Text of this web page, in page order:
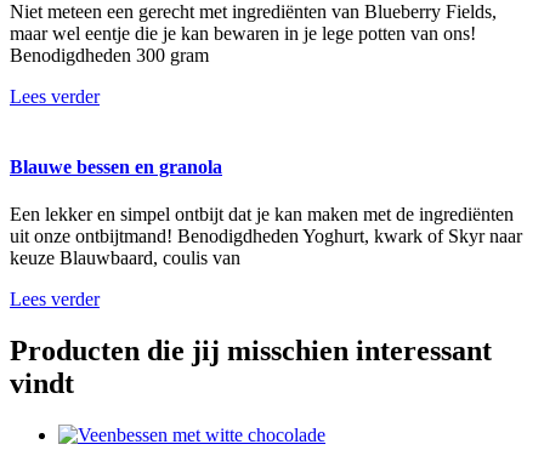
Niet meteen een gerecht met ingrediënten van Blueberry Fields,
maar wel eentje die je kan bewaren in je lege potten van ons!
Benodigdheden 300 gram
Lees verder
Blauwe bessen en granola
Een lekker en simpel ontbijt dat je kan maken met de ingrediënten
uit onze ontbijtmand! Benodigdheden Yoghurt, kwark of Skyr naar
keuze Blauwbaard, coulis van
Lees verder
Producten die jij misschien interessant
vindt